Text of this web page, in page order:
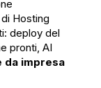
di Hosting
deploy del
pronti, AI
da impresa